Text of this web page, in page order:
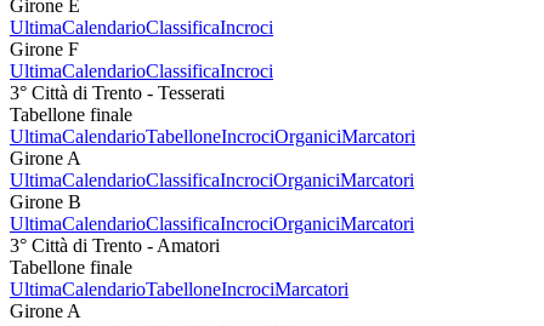
Girone E
UltimaCalendarioClassificaIncroci
Girone F
UltimaCalendarioClassificaIncroci
3° Città di Trento - Tesserati
Tabellone finale
UltimaCalendarioTabelloneIncrociOrganiciMarcatori
Girone A
UltimaCalendarioClassificaIncrociOrganiciMarcatori
Girone B
UltimaCalendarioClassificaIncrociOrganiciMarcatori
3° Città di Trento - Amatori
Tabellone finale
UltimaCalendarioTabelloneIncrociMarcatori
Girone A